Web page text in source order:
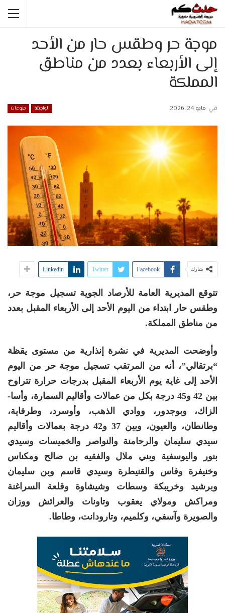
موجة حر وطقس حار من الأحد
إلى الأربعاء بعدد من مناطق
المملكة
الواجهة منوعات في مايو 24, 2026
شارك Facebook
Twitter
Linkedin
تتوقع المديرية العامة للأرصاد الجوية تسجيل موجة حر،
وطقس حار ابتداء من اليوم الأحد إلى الأربعاء المقبل بعدد
من مناطق المملكة.
وأوضحت المديرية في نشرة إنذارية من مستوى يقظة
“برتقالي”، أنه من المرتقب تسجيل موجة حر من اليوم
الأحد إلى غاية يوم الأربعاء المقبل بدرجات حرارة تتراوح
بين 42 و45 درجة بكل من عمالات وأقاليم السمارة، وأسا-
الزاك، وبوجدور، ووادي الذهب، وأوسرد، وطرفاية،
وطانطان، والعيون، وبين 37 و42 درجة بعمالات وأقاليم
سيدي سليمان والرحامنة والنواصر والخميسات وسيدي
بنور واليوسفية وبني ملال والفقيه بن صالح ومكناس
وخنيفرة وفاس والقنيطرة وسيدي قاسم وبن سليمان
وبرشيد وخريبكة وسطات وشيشاوة وقلعة السراغنة
ومراكش ومولاي يعقوب وتاونات والعرائش ووزان
والصويرة وآسفي، وكلميم، وتارودانت، وطاطا.